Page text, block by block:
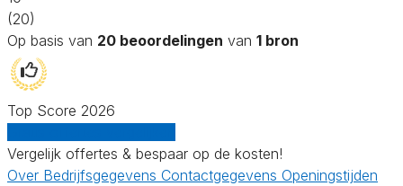
(20)
Op basis van 20 beoordelingen van 1 bron
Top Score 2026
Vergelijk offertes & bespaar op de kosten!
Over Bedrijfsgegevens Contactgegevens Openingstijden